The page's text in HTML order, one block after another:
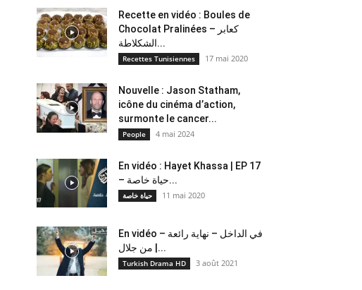
Recette en vidéo : Boules de
Chocolat Pralinées – كعابر
الشكلاطة...
Recettes Tunisiennes 17 mai 2020
Nouvelle : Jason Statham,
icône du cinéma d’action,
surmonte le cancer...
People 4 mai 2024
En vidéo : Hayet Khassa | EP 17
– حياة خاصة...
حياة خاصة 11 mai 2020
En vidéo – في الداخل – نهاية رائعة
من جلال |...
Turkish Drama HD 3 août 2021